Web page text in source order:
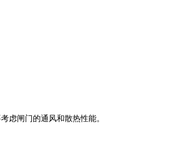
闸门的通风和散热性能。